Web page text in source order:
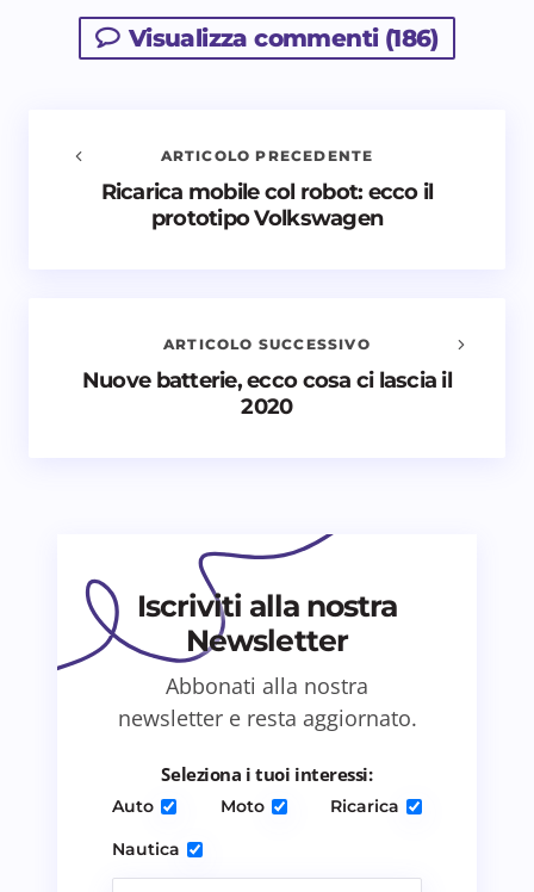
Visualizza commenti (186)
Salva il mio nome e email in questo browser
Avvisami quando vengono aggiunti nuovi
Invia commento
ARTICOLO PRECEDENTE
Ricarica mobile col robot: ecco il
prototipo Volkswagen
ARTICOLO SUCCESSIVO
Nuove batterie, ecco cosa ci lascia il
2020
Iscriviti alla nostra
Newsletter
Abbonati alla nostra
newsletter e resta aggiornato.
Seleziona i tuoi interessi:
Auto Moto
Ricarica
Nautica